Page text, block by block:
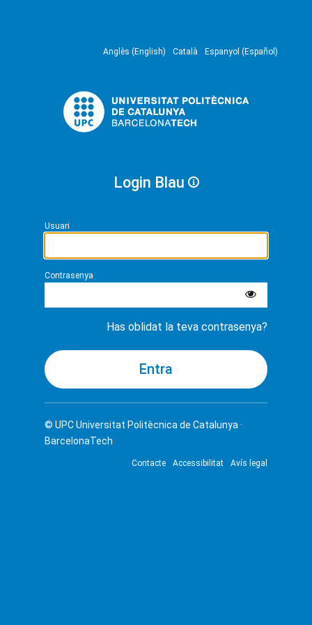
Anglès (English) Català Espanyol (Español)
Login Blau
Usuari
Contrasenya
Has oblidat la teva contrasenya?
© UPCUniversitat Politècnica de Catalunya ·
BarcelonaTech
Contacte Accessibilitat Avís legal